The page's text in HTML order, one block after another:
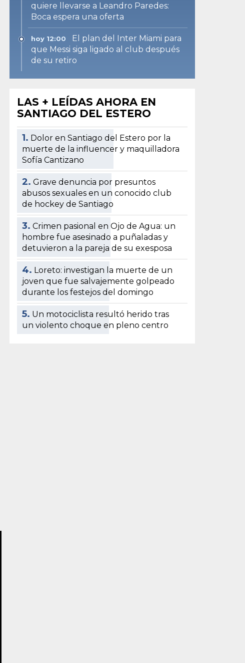
quiere llevarse a Leandro Paredes:
Boca espera una oferta
hoy 12:00
El plan del Inter Miami para
que Messi siga ligado al club después
de su retiro
LAS + LEÍDAS AHORA EN
SANTIAGO DEL ESTERO
1. Dolor en Santiago del Estero por la
muerte de la influencer y maquilladora
Sofía Cantizano
2. Grave denuncia por presuntos
abusos sexuales en un conocido club
de hockey de Santiago
3. Crimen pasional en Ojo de Agua: un
hombre fue asesinado a puñaladas y
detuvieron a la pareja de su exesposa
4. Loreto: investigan la muerte de un
joven que fue salvajemente golpeado
durante los festejos del domingo
5. Un motociclista resultó herido tras
un violento choque en pleno centro